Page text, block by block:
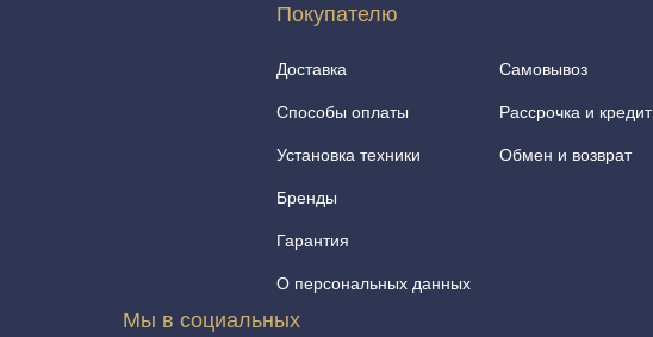
Покупателю
Доставка
Способы оплаты
Установка техники
Бренды
Гарантия
О персональных данных
Самовывоз
Рассрочка и кредит
Обмен и возврат
Мы в социальных